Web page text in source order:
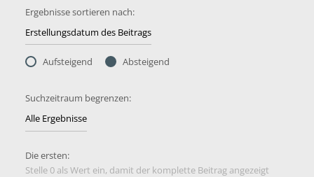
Ergebnisse sortieren nach:
Aufsteigend Absteigend
Suchzeitraum begrenzen:
Die ersten:
Stelle 0 als Wert ein, damit der komplette Beitrag angezeigt